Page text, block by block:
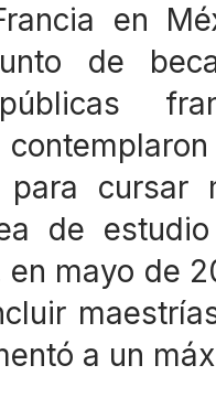
en
de
para cursar
de
en mayo de
a un